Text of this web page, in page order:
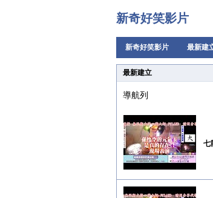
新奇好笑影片
新奇好笑影片 最新建
最新建立
導航列
七